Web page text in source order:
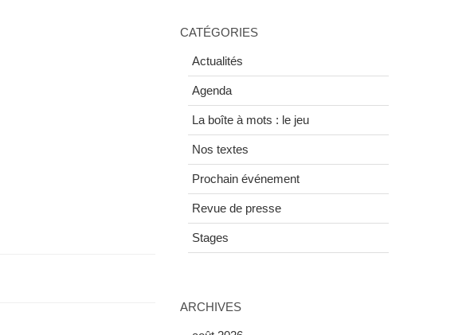
CATÉGORIES
Actualités
Agenda
La boîte à mots : le jeu
Nos textes
Prochain événement
Revue de presse
Stages
ARCHIVES